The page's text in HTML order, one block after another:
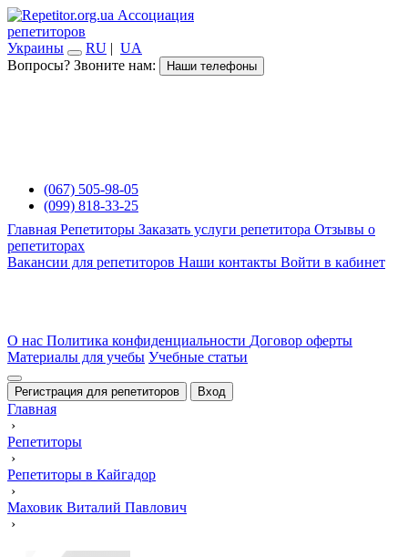
Ассоциация
репетиторов
Украины
RU | UA
Вопросы? Звоните нам:
Наши телефоны
(067) 505-98-05
(099) 818-33-25
Главная Репетиторы Заказать услуги репетитора Отзывы о
репетиторах
Вакансии для репетиторов Наши контакты Войти в кабинет
О нас Политика конфиденциальности Договор оферты
Материалы для учебы Учебные статьи
Регистрация для репетиторов Вход
Главная
›
Репетиторы
›
Репетиторы в Кайгадор
›
Маховик Виталий Павлович
›